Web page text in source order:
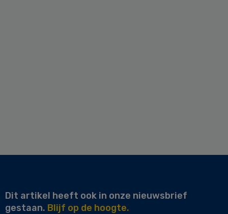
Dit artikel heeft ook in onze nieuwsbrief
gestaan. Blijf op de hoogte.